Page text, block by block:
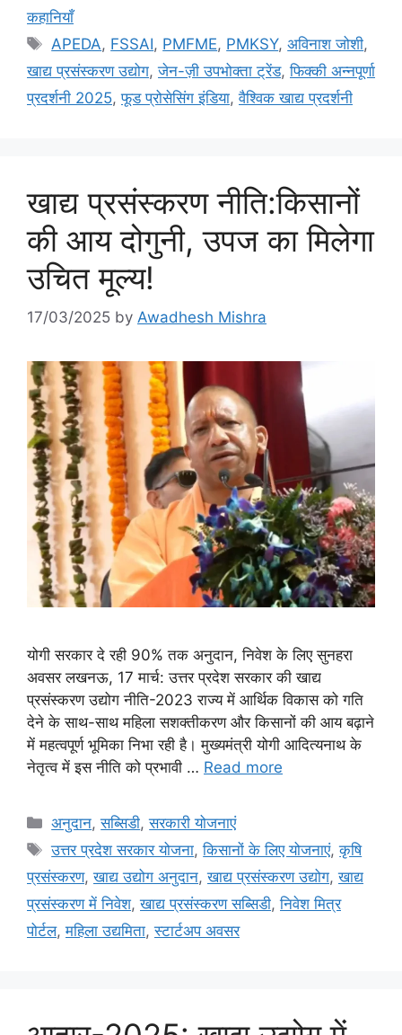
कहानियाँ
APEDA, FSSAI, PMFME, PMKSY,अविनाश जोशी,
खाद्य प्रसंस्करण उद्योग,जेन-ज़ी उपभोक्ता ट्रेंड,फिक्की अन्नपूर्णा
प्रदर्शनी 2025,फूड प्रोसेसिंग इंडिया,वैश्विक खाद्य प्रदर्शनी
खाद्य प्रसंस्करण नीति:किसानों
की आय दोगुनी, उपज का मिलेगा
उचित मूल्य!
17/03/2025 by Awadhesh Mishra
योगी सरकार दे रही 90% तक अनुदान, निवेश के लिए सुनहरा
अवसर लखनऊ, 17 मार्च: उत्तर प्रदेश सरकार की खाद्य
प्रसंस्करण उद्योग नीति-2023 राज्य में आर्थिक विकास को गति
देने के साथ-साथ महिला सशक्तीकरण और किसानों की आय बढ़ाने
में महत्वपूर्ण भूमिका निभा रही है। मुख्यमंत्री योगी आदित्यनाथ के
नेतृत्व में इस नीति को प्रभावी … Read more
अनुदान,सब्सिडी,सरकारी योजनाएं
उत्तर प्रदेश सरकार योजना,किसानों के लिए योजनाएं,कृषि
प्रसंस्करण,खाद्य उद्योग अनुदान,खाद्य प्रसंस्करण उद्योग,खाद्य
प्रसंस्करण में निवेश,खाद्य प्रसंस्करण सब्सिडी,निवेश मित्र
पोर्टल,महिला उद्यमिता,स्टार्टअप अवसर